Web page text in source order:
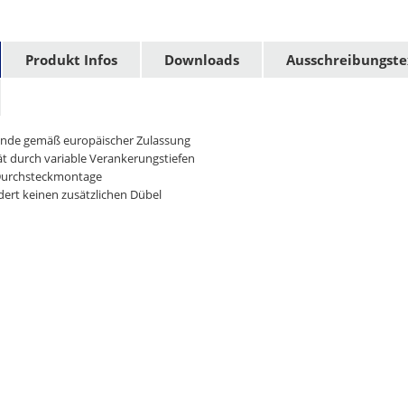
Produkt Infos Downloads
gemäß europäischer Zulassung
durch variable Verankerungstiefen
keinen zusätzlichen Dübel